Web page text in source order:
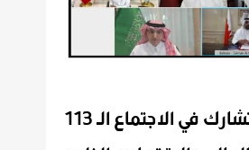
في الاجتماع الـ 113